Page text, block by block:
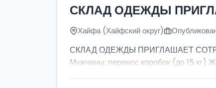
СКЛАД ОДЕЖДЫ
Хайфа (Хайфский округ)
СКЛАД ОДЕЖДЫ ПРИГЛАШАЕТ
Мужчины: перенос коробок (до 15 кг)